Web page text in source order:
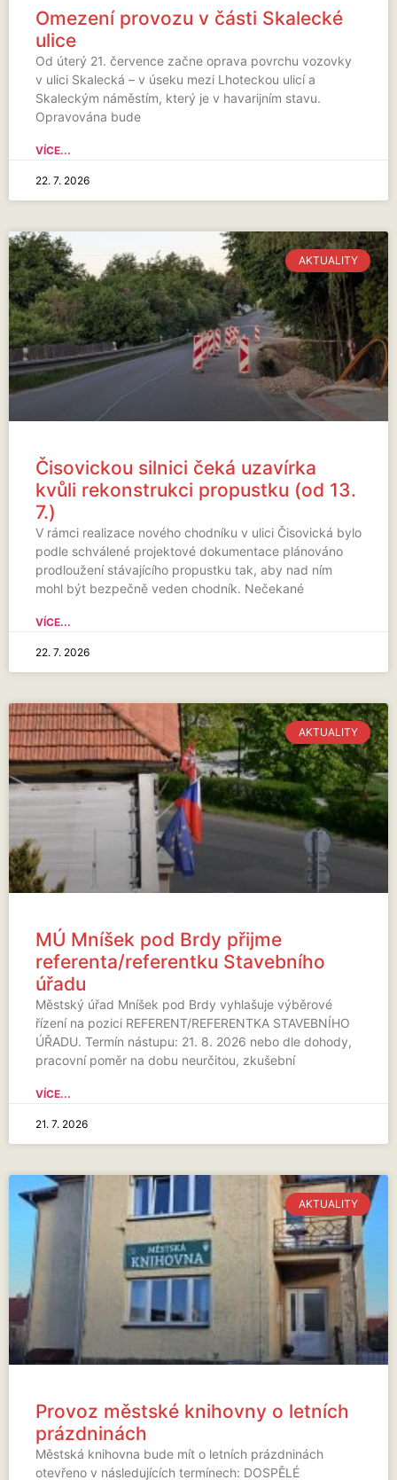
Omezení provozu v části Skalecké
ulice
Od úterý 21. července začne oprava povrchu vozovky
v ulici Skalecká – v úseku mezi Lhoteckou ulicí a
Skaleckým náměstím, který je v havarijním stavu.
Opravována bude
VÍCE...
22. 7. 2026
AKTUALITY
Čisovickou silnici čeká uzavírka
kvůli rekonstrukci propustku (od 13.
7.)
V rámci realizace nového chodníku v ulici Čisovická bylo
podle schválené projektové dokumentace plánováno
prodloužení stávajícího propustku tak, aby nad ním
mohl být bezpečně veden chodník. Nečekané
VÍCE...
22. 7. 2026
AKTUALITY
MÚ Mníšek pod Brdy přijme
referenta/referentku Stavebního
úřadu
Městský úřad Mníšek pod Brdy vyhlašuje výběrové
řízení na pozici REFERENT/REFERENTKA STAVEBNÍHO
ÚŘADU. Termín nástupu: 21. 8. 2026 nebo dle dohody,
pracovní poměr na dobu neurčitou, zkušební
VÍCE...
21. 7. 2026
AKTUALITY
Provoz městské knihovny o letních
prázdninách
Městská knihovna bude mít o letních prázdninách
otevřeno v následujících termínech: DOSPĚLÉ